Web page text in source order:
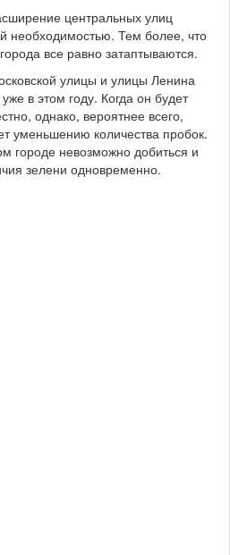
центральных улиц
необходимостью. Тем более, что
все равно затаптываются.
улицы и улицы Ленина
в этом году. Когда он будет
однако, вероятнее всего,
уменьшению количества пробок.
городе невозможно добиться и
зелени одновременно.